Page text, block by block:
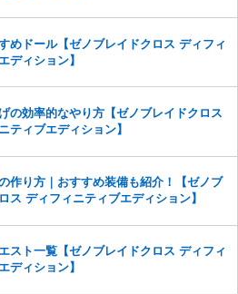
、弊社に損害の及ぶ内容の書き込みがあ
ていただく場合もございますので、あら
めドール【ゼノブレイドクロス ディフィ
ディション】
の効率的なやり方【ゼノブレイドクロス
ティブエディション】
作り方｜おすすめ装備も紹介！【ゼノブ
ス ディフィニティブエディション】
スト一覧【ゼノブレイドクロス ディフィ
ディション】